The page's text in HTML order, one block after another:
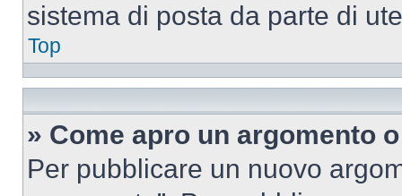
sistema di posta da parte di
Top
» Come apro un argomento
Per pubblicare un nuovo